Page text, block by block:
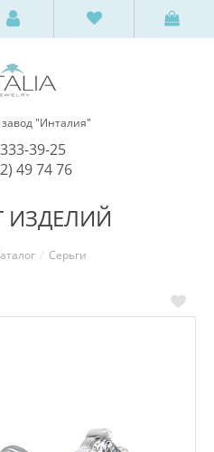
"Инталия"
39-25
49 74 76
ИЗДЕЛИЙ
Серьги